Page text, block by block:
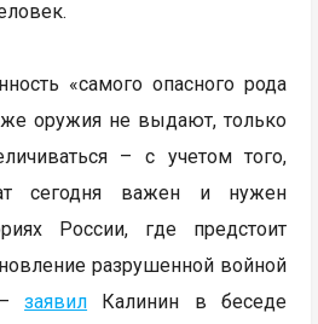
«самого опасного рода
оружия не выдают, только
– с учетом того,
сегодня важен и нужен
России, где предстоит
разрушенной войной
–заявил Калинин в беседе